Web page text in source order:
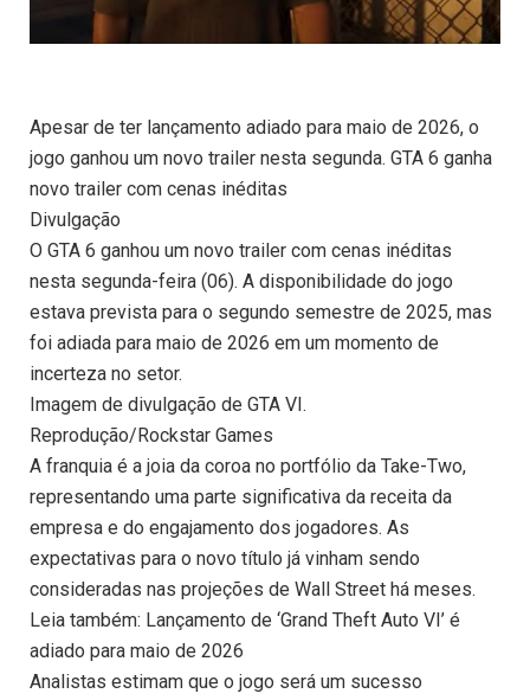
Apesar de ter lançamento adiado para maio de 2026, o
jogo ganhou um novo trailer nesta segunda. GTA 6 ganha
novo trailer com cenas inéditas
Divulgação
O GTA 6 ganhou um novo trailer com cenas inéditas
nesta segunda-feira (06). A disponibilidade do jogo
estava prevista para o segundo semestre de 2025, mas
foi adiada para maio de 2026 em um momento de
incerteza no setor.
Imagem de divulgação de GTA VI.
Reprodução/Rockstar Games
A franquia é a joia da coroa no portfólio da Take-Two,
representando uma parte significativa da receita da
empresa e do engajamento dos jogadores. As
expectativas para o novo título já vinham sendo
consideradas nas projeções de Wall Street há meses.
Leia também: Lançamento de ‘Grand Theft Auto VI’ é
adiado para maio de 2026
Analistas estimam que o jogo será um sucesso